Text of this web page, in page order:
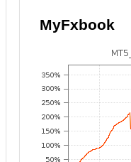
MyFxbook